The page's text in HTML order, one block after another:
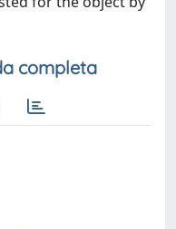
completa